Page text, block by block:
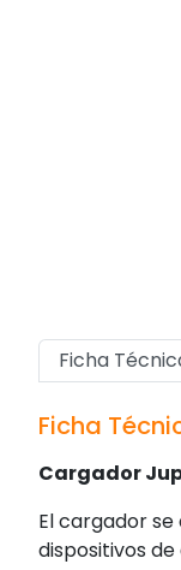
Ficha
Ficha
Cargador
El cargador
dispositivos